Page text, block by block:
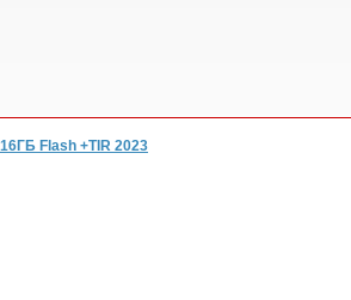
Flash +TIR 2023